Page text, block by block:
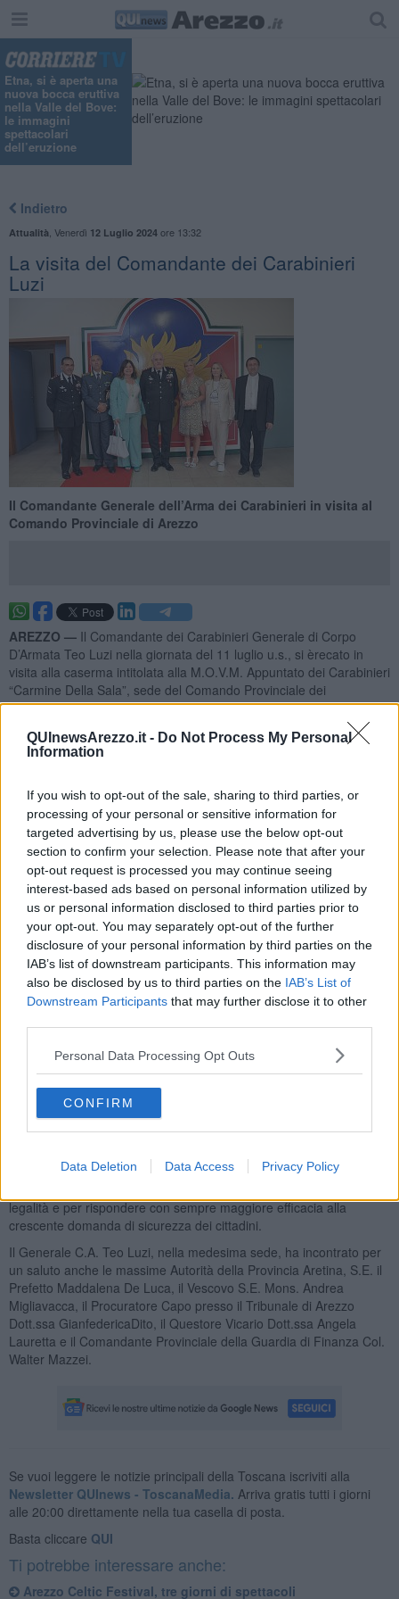
QUInewsArezzo.it - Do Not Process My Personal
Information
If you wish to opt-out of the sale, sharing to third parties, or
processing of your personal or sensitive information for
targeted advertising by us, please use the below opt-out
section to confirm your selection. Please note that after your
opt-out request is processed you may continue seeing
interest-based ads based on personal information utilized by
us or personal information disclosed to third parties prior to
your opt-out. You may separately opt-out of the further
disclosure of your personal information by third parties on the
IAB’s list of downstream participants. This information may
also be disclosed by us to third parties on the IAB’s List of
Downstream Participants that may further disclose it to other
Personal Data Processing Opt Outs
CONFIRM
Data Deletion Data Access Privacy Policy
Etna, si è aperta una
nuova bocca eruttiva
nella Valle del Bove:
le immagini
spettacolari
dell’eruzione
Indietro
Attualità Venerdì 12 Luglio 2024ore 13:32
La visita del Comandante dei Carabinieri
Luzi
Il Comandante Generale dell’Arma dei Carabinieri in visita al
Comando Provinciale di Arezzo
AREZZO — Il Comandante dei Carabinieri Generale di Corpo
D’Armata Teo Luzi nella giornata del 11 luglio u.s., si èrecato in
visita alla caserma intitolata alla M.O.V.M. Appuntato dei Carabinieri
“Carmine Della Sala”, sede del Comando Provinciale dei
Carabinieri di Arezzo.
L’Alto Ufficiale è stato ricevuto dal Comandante Provinciale,
Colonnello Claudio Rubertà, da tutti gli Ufficiali in servizio nella
militari di ogni ordine e grado dei reparti della provincia e
dell’Associazione Nazionale Carabinieri.
Il Generale Luzi, nel portare il proprio saluto a tutti i Carabinieri
della provincia, ha ringraziato il personale per il quotidiano impegno
costantemente e proficuamente profuso, soffermandosi
sull’importanza della credibilità istituzionale, riconducendola
sostanzialmente a quella di ogni suo singolo componente,
fondamento del rapporto di fiducia tra l’Arma e i cittadini, e
ringraziando i familiari dei militari per la loro capacità di condividere
i sacrifici giornalmente affrontati.
Il Generale Lusi ha rivolto un particolare saluto anche all’Arma in
congedo, rammentando l’importanza e la forza, del legame tra
questi ed i colleghi ancora in servizio attivo.
Il Comandante Provinciale, Col. Rubertà, a sua volta ha espresso
un particolare ringraziamento al Comandante Generale dell’Arma
le espressioni pronunciate nel suo saluto, evidenziando il costante
legalità e per rispondere con sempre maggiore efficacia alla
crescente domanda di sicurezza dei cittadini.
Il Generale C.A. Teo Luzi, nella medesima sede, ha incontrato per
un saluto anche le massime Autorità della Provincia Aretina, S.E. il
Prefetto Maddalena De Luca, il Vescovo S.E. Mons. Andrea
Migliavacca, il Procuratore Capo presso il Tribunale di Arezzo
Dott.ssa GianfedericaDito, il Questore Vicario Dott.ssa Angela
Lauretta e il Comandante Provinciale della Guardia di Finanza Col.
Walter Mazzei.
Se vuoi leggere le notizie principali della Toscana iscriviti alla
Newsletter QUInews - ToscanaMedia. Arriva gratis tutti i giorni
alle 20:00 direttamente nella tua casella di posta.
Basta cliccare QUI
Ti potrebbe interessare anche:
Arezzo Celtic Festival, tre giorni di spettacoli